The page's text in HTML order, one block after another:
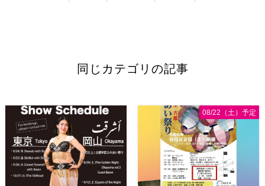
同じカテゴリの記事
08/22（土）予定